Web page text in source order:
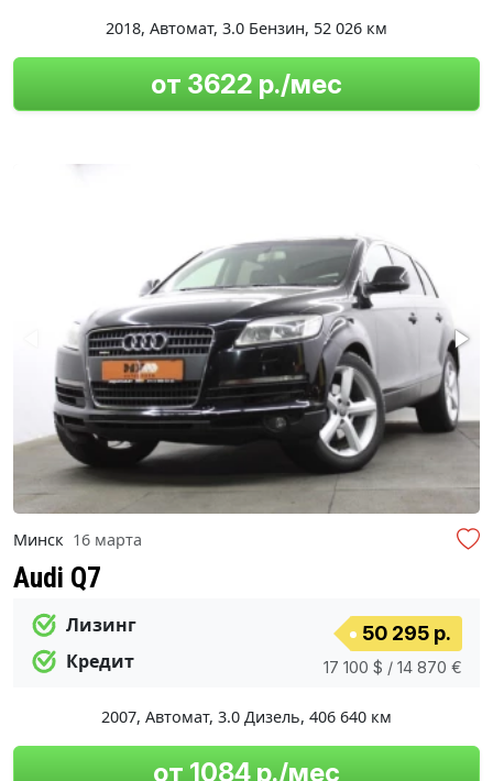
2018, Автомат, 3.0 Бензин, 52 026 км
от 3622 р./мес
Минск 16 марта
Audi Q7
Лизинг
Кредит
50 295 р.
17 100 $ / 14 870 €
2007, Автомат, 3.0 Дизель, 406 640 км
от 1084 р./мес